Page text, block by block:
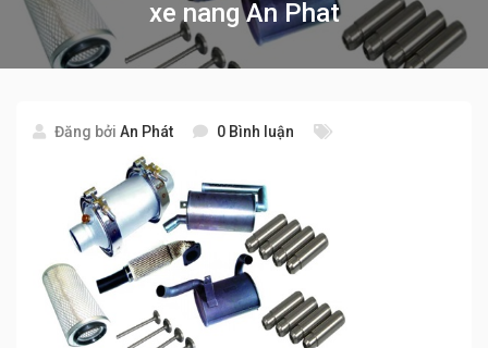
xe nang An Phat
Đăng bởi An Phát 0 Bình luận